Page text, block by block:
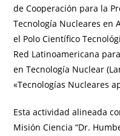
de Cooperación para la
Tecnología Nucleares en
el Polo Científico
Red Latinoamericana
en Tecnología Nuclear
«Tecnologías Nucleares
Esta actividad alineada
Misión Ciencia “Dr.